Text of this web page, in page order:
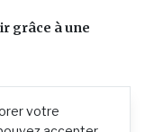
votre
grâce à une